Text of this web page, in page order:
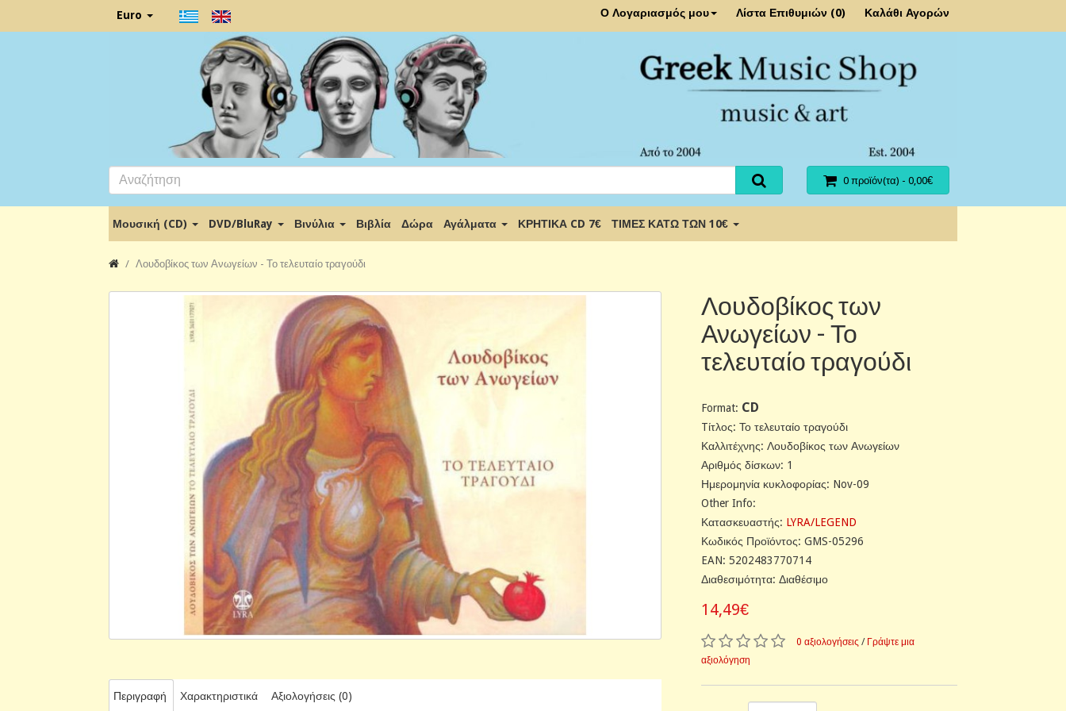
Euro Ο Λογαριασμός μου Λίστα Επιθυμιών (0) Καλάθι Αγορών
0 προϊόν(τα) - 0,00€
Μουσική (CD) DVD/BluRay Βινύλια Βιβλία Δώρα Αγάλματα ΚΡΗΤΙΚΑ CD 7€ ΤΙΜΕΣ ΚΑΤΩ ΤΩΝ 10€
Λουδοβίκος των Ανωγείων - Το τελευταίο τραγούδι
Περιγραφή Χαρακτηριστικά Αξιολογήσεις (0)
Λουδοβίκος των
Ανωγείων - Το
τελευταίο τραγούδι
Format: CD
Tίτλος: Το τελευταίο τραγούδι
Καλλιτέχνης: Λουδοβίκος των Ανωγείων
Αριθμός δίσκων: 1
Ημερομηνία κυκλοφορίας: Nov-09
Other Info:
Κατασκευαστής: LYRA/LEGEND
Κωδικός Προϊόντος: GMS-05296
EAN: 5202483770714
Διαθεσιμότητα: Διαθέσιμο
14,49€
0 αξιολογήσεις / Γράψτε μια
αξιολόγηση